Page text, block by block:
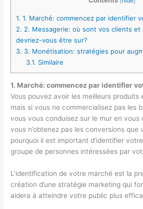
1. 1. Marché: commencez par identifier
2. 2. Messagerie: où sont vos clients et
devriez-vous être sur?
3. 3. Monétisation: stratégies pour
3.1. Similaire
1. Marché: commencez par identifier
Vous pouvez avoir les meilleurs produits
mais si vous ne commercialisez pas les
vous vous conduisez sur le mur en vous
vous n’obtenez pas les conversions que
pourquoi il est important d’identifier votre
groupe de personnes intéressées par
L’identification de votre marché est la
création d’une stratégie marketing qui
aidera à atteindre votre public plus